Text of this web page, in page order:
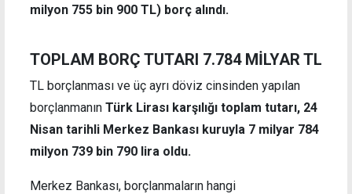
milyon 755 bin 900 TL) borç alındı.
TOPLAM BORÇ TUTARI 7.784 MİLYAR TL
TL borçlanması ve üç ayrı döviz cinsinden yapılan
borçlanmanın Türk Lirası karşılığı toplam tutarı, 24
Nisan tarihli Merkez Bankası kuruyla 7 milyar 784
milyon 739 bin 790 lira oldu.
Merkez Bankası, borçlanmaların hangi